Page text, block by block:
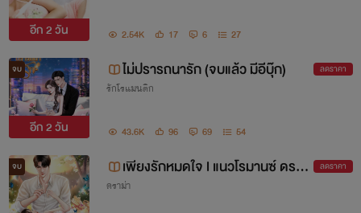
อีก2 วัน 2.54K 17 6 27
จบ
อีก2 วัน
ไม่ปรารถนารัก (จบแล้ว มีอีบุ๊ก) ลดราคา
รักโรแมนติก
43.6K 96 69 54
จบ
เพียงรักหมดใจ l แนวโรมานซ์ ดราม่
า พระเอกปากร้าย l มีอีบุ๊ก
ลดราคา
ดราม่า